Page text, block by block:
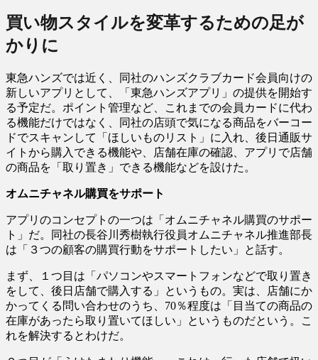
買い物スタイルを変革するための足が
かりに
東急ハンズでは近く、同社のハンズクラブカード会員向けの
新しいアプリとして、「東急ハンズアプリ」の提供を開始す
る予定だ。ポイント管理など、これまでの会員カードに代わ
る機能だけではなく、同社の店頭で気になる商品をバーコー
ドでスキャンして「ほしいものリスト」に入れ、後日通販サ
イトから購入できる機能や、店舗在庫の確認、アプリで店舗
の商品を「取り置き」できる機能などを設けた。
オムニチャネル購買をサポート
アプリのコンセプトの一つは「オムニチャネル購買のサポー
ト」だ。同社の長谷川秀樹執行役員オムニチャネル推進部長
は「３つの顧客の購買行動をサポートしたい」と話す。
まず、１つ目は「パソコンやスマートフォンなどで取り置き
をして、後日店舗で購入する」というもの。実は、店舗にか
かってくる問い合わせのうち、70％程度は「目当ての商品の
在庫があったら取り置いてほしい」というものだという。こ
れを解決するとわけだ。